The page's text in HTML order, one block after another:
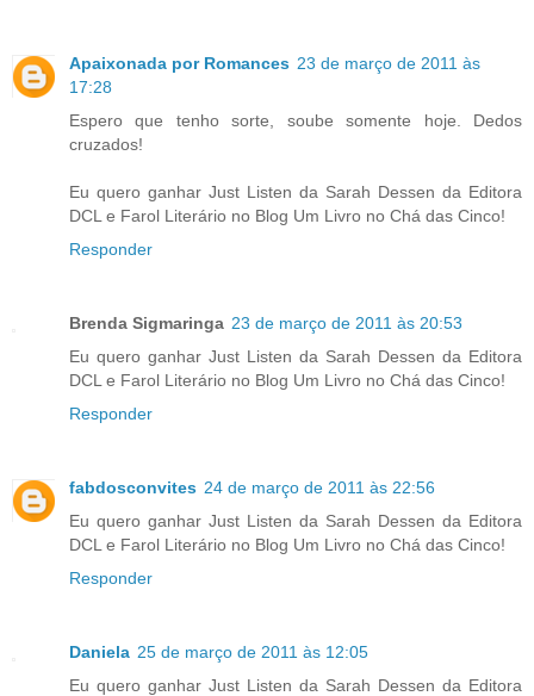
Apaixonada por Romances 23 de março de 2011 às
17:28
Espero que tenho sorte, soube somente hoje. Dedos
cruzados!
Eu quero ganhar Just Listen da Sarah Dessen da Editora
DCL e Farol Literário no Blog Um Livro no Chá das Cinco!
Responder
Brenda Sigmaringa 23 de março de 2011 às 20:53
Eu quero ganhar Just Listen da Sarah Dessen da Editora
DCL e Farol Literário no Blog Um Livro no Chá das Cinco!
Responder
fabdosconvites 24 de março de 2011 às 22:56
Eu quero ganhar Just Listen da Sarah Dessen da Editora
DCL e Farol Literário no Blog Um Livro no Chá das Cinco!
Responder
Daniela 25 de março de 2011 às 12:05
Eu quero ganhar Just Listen da Sarah Dessen da Editora